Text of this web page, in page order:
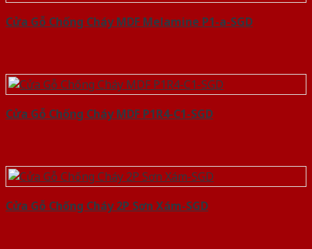
Cửa Gỗ Chống Cháy MDF Melamine P1-a-SGD
Cửa Gỗ Chống Cháy MDF P1R4-C1-SGD
Cửa Gỗ Chống Cháy 2P Sơn Xám-SGD